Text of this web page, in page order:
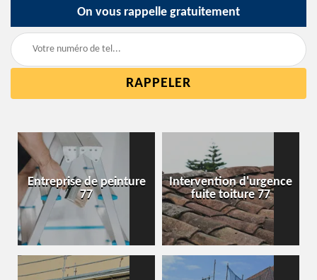
On vous rappelle gratuitement
Entreprise de peinture
77
Intervention d'urgence
fuite toiture 77